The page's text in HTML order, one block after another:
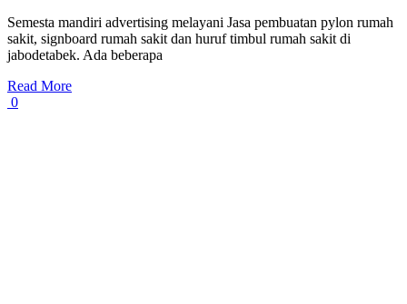
Semesta mandiri advertising melayani Jasa pembuatan pylon rumah
sakit, signboard rumah sakit dan huruf timbul rumah sakit di
jabodetabek. Ada beberapa
Read More
0